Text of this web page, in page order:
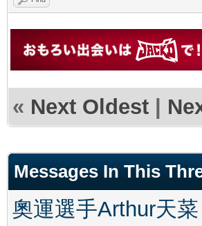
« Next Oldest |
Messages In This
奧運選手Arthur天